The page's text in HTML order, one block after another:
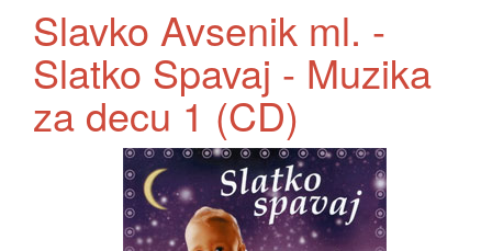
Slavko Avsenik ml. -
Slatko Spavaj - Muzika
za decu 1 (CD)